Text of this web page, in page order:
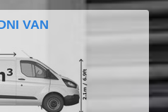
VAN